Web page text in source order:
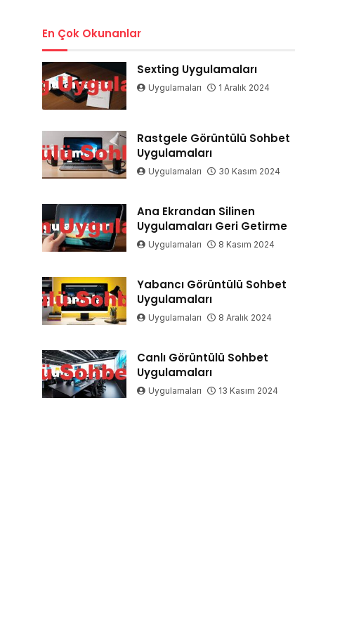
En Çok Okunanlar
Sexting Uygulamaları
Uygulamaları 1 Aralık 2024
Rastgele Görüntülü Sohbet
Uygulamaları
Uygulamaları 30 Kasım 2024
Ana Ekrandan Silinen
Uygulamaları Geri Getirme
Uygulamaları 8 Kasım 2024
Yabancı Görüntülü Sohbet
Uygulamaları
Uygulamaları 8 Aralık 2024
Canlı Görüntülü Sohbet
Uygulamaları
Uygulamaları 13 Kasım 2024